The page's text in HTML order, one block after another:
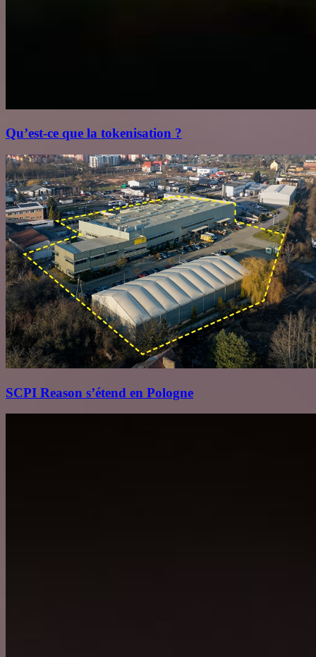
Qu’est‑ce que la tokenisation ?
SCPI Reason s’étend en Pologne